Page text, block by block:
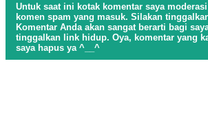
Untuk saat ini kotak komentar saya
komen spam yang masuk. Silakan
Komentar Anda akan sangat berarti bagi
tinggalkan link hidup. Oya, komentar yang
saya hapus ya ^__^